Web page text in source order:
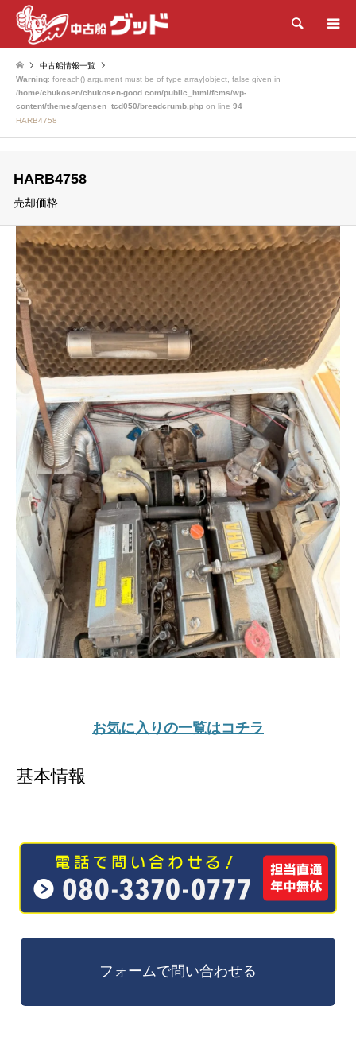
検索
中古船情報一覧
Warning: foreach() argument must be of type array|object, false given in
/home/chukosen/chukosen-good.com/public_html/fcms/wp-
content/themes/gensen_tcd050/breadcrumb.php on line 94
HARB4758
HARB4758
売却価格
お気に入りの一覧はコチラ
基本情報